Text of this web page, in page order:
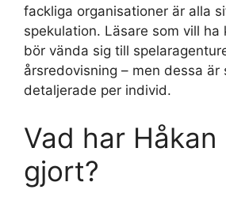
fackliga organisationer är alla
spekulation. Läsare som vill ha
bör vända sig till
årsredovisning – men dessa är
detaljerade per individ.
Vad har Håkan
gjort?